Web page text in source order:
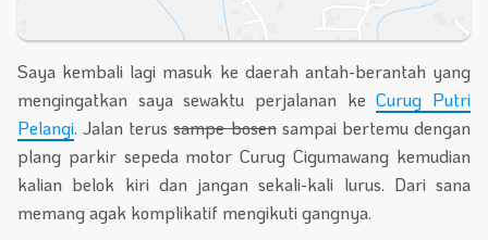
Saya kembali lagi masuk ke daerah antah-berantah yang
mengingatkan saya sewaktu perjalanan keCurug Putri
Pelangi. Jalan terussampe bosensampai bertemu dengan
plang parkir sepeda motor Curug Cigumawang kemudian
kalian belok kiri dan jangan sekali-kali lurus. Dari sana
memang agak komplikatif mengikuti gangnya.